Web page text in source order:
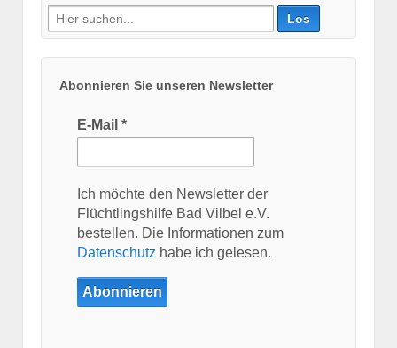
Suche
nach:
Abonnieren Sie unseren Newsletter
E-Mail *
Ich möchte den Newsletter der
Flüchtlingshilfe Bad Vilbel e.V.
bestellen. Die Informationen zum
Datenschutz habe ich gelesen.